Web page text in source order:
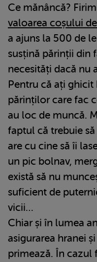
Ce mănâncă?
valoarea coșului
a ajuns la 500 de
susțină părinții din
necesități dacă nu
Pentru că ați
părinților care fac
au loc de muncă.
faptul că trebuie
are cu cine să îi
un pic bolnav,
există să nu
suficient de
vicii…
Chiar și în lumea
asigurarea hranei
primează. În